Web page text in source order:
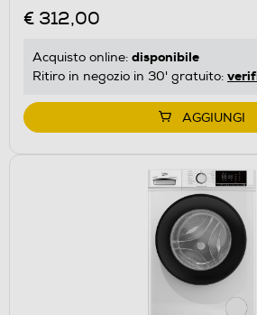
€ 312,00
Acquisto online: disponibile
Ritiro in negozio in 30' gratuito:
AGGIUNGI